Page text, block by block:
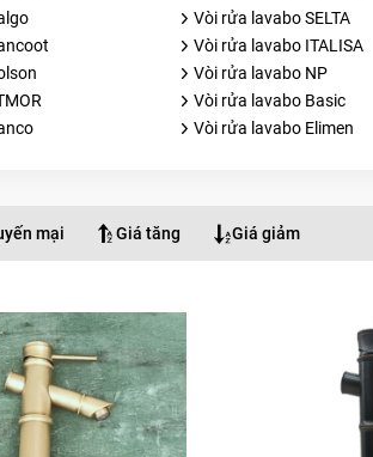
Vòi rửa lavabo SELTA
Vòi rửa lavabo ITALISA
Vòi rửa lavabo NP
Vòi rửa lavabo Basic
Vòi rửa lavabo Elimen
mại Giá tăng Giá giảm